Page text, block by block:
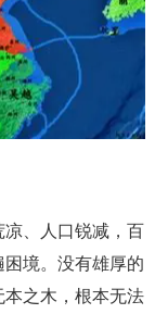
、人口锐减，百
境。没有雄厚的
之木，根本无法